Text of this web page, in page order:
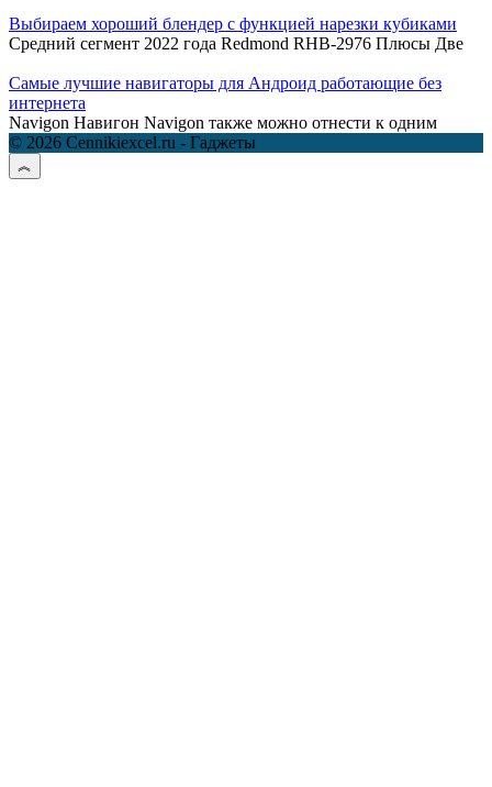
Выбираем хороший блендер с функцией нарезки кубиками
Средний сегмент 2022 года Redmond RHB-2976 Плюсы Две
Самые лучшие навигаторы для Андроид работающие без
интернета
Navigon Навигон Navigon также можно отнести к одним
© 2026 Cennikiexcel.ru - Гаджеты